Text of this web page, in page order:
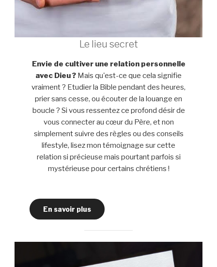
Le lieu secret
Envie de cultiver une relation personnelle
avec Dieu ? Mais qu'est-ce que cela signifie
vraiment ? Etudier la Bible pendant des heures,
prier sans cesse, ou écouter de la louange en
boucle ? Si vous ressentez ce profond désir de
vous connecter au cœur du Père, et non
simplement suivre des règles ou des conseils
lifestyle, lisez mon témoignage sur cette
relation si précieuse mais pourtant parfois si
mystérieuse pour certains chrétiens !
En savoir plus